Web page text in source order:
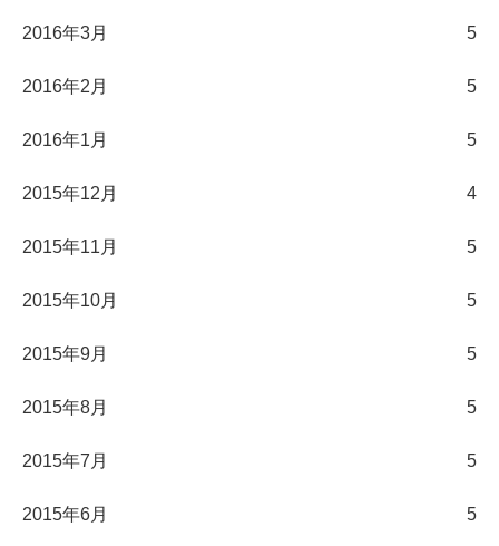
2016年3月 5
2016年2月 5
2016年1月 5
2015年12月 4
2015年11月 5
2015年10月 5
2015年9月 5
2015年8月 5
2015年7月 5
2015年6月 5